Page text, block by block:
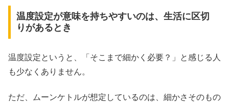
温度設定が意味を持ちやすいのは、生活に区切
りがあるとき
温度設定というと、「そこまで細かく必要？」と感じる人
も少なくありません。
ただ、ムーンケトルが想定しているのは、細かさそのもの